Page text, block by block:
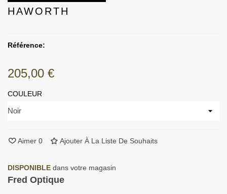
HAWORTH
Référence:
205,00 €
COULEUR
Aimer 0 Ajouter À La Liste De Souhaits
DISPONIBLE dans votre magasin
Fred Optique